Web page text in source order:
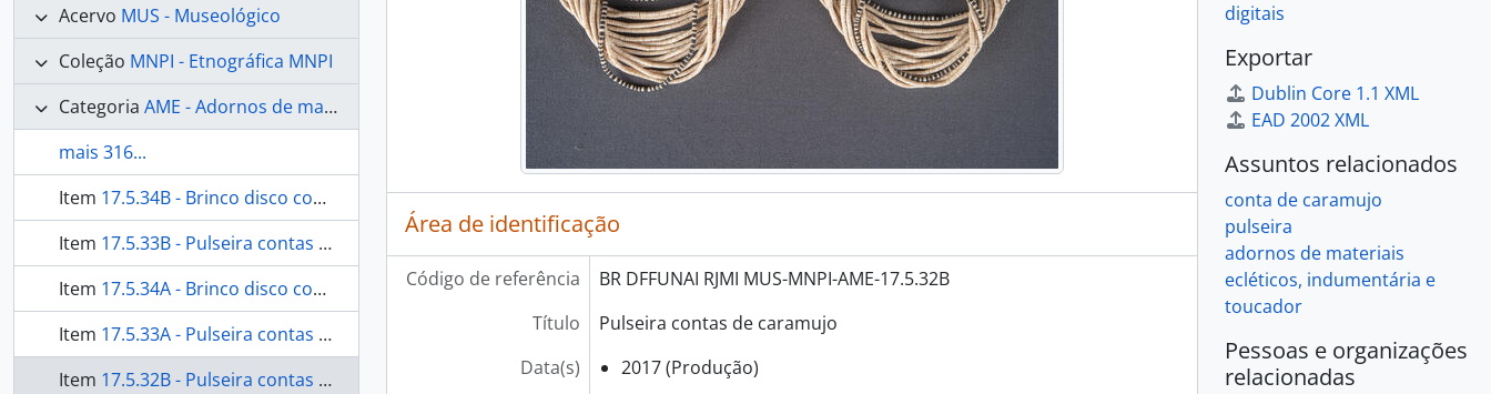
Acervo MUS - Museológico
Coleção MNPI - Etnográfica MNPI
Categoria AME - Adornos de materiais ecléticos, indumentária e toucador
mais 316...
Item 17.5.34B - Brinco disco compacto
Item 17.5.33B - Pulseira contas de caramujo
Item 17.5.34A - Brinco disco compacto
Item 17.5.33A - Pulseira contas de caramujo
Item 17.5.32B - Pulseira contas de caramujo
Área de identificação
Código de referência
BR DFFUNAI RJMI MUS-MNPI-AME-17.5.32B
Título
Pulseira contas de caramujo
Data(s)
2017 (Produção)
digitais
Exportar
Dublin Core 1.1 XML
EAD 2002 XML
Assuntos relacionados
conta de caramujo
pulseira
adornos de materiais
ecléticos, indumentária e
toucador
Pessoas e organizações
relacionadas